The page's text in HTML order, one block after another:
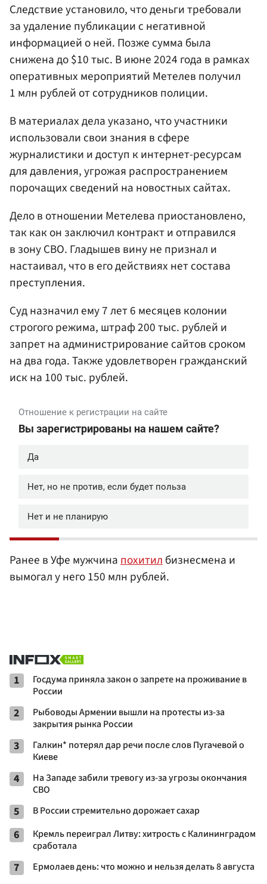
Следствие установило, что деньги требовали
за удаление публикации с негативной
информацией о ней. Позже сумма была
снижена до $10 тыс. В июне 2024 года в рамках
оперативных мероприятий Метелев получил
1 млн рублей от сотрудников полиции.
В материалах дела указано, что участники
использовали свои знания в сфере
журналистики и доступ к интернет-ресурсам
для давления, угрожая распространением
порочащих сведений на новостных сайтах.
Дело в отношении Метелева приостановлено,
так как он заключил контракт и отправился
в зону СВО. Гладышев вину не признал и
настаивал, что в его действиях нет состава
преступления.
Суд назначил ему 7 лет 6 месяцев колонии
строгого режима, штраф 200 тыс. рублей и
запрет на администрирование сайтов сроком
на два года. Также удовлетворен гражданский
иск на 100 тыс. рублей.
Ранее в Уфе мужчинапохитилбизнесмена и
вымогал у него 150 млн рублей.
1
Госдума приняла закон о запрете на проживание в
России
2
Рыбоводы Армении вышли на протесты из-за
закрытия рынка России
3
Галкин* потерял дар речи после слов Пугачевой о
Киеве
4
На Западе забили тревогу из-за угрозы окончания
СВО
5 В России стремительно дорожает сахар
6
Кремль переиграл Литву: хитрость с Калининградом
сработала
7 Ермолаев день: что можно и нельзя делать 8 августа